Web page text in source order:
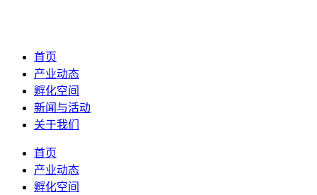
首页
产业动态
孵化空间
新闻与活动
关于我们
首页
产业动态
孵化空间